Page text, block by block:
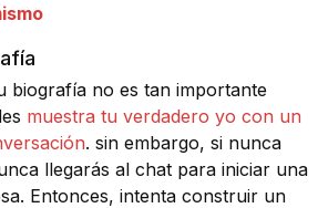
biografía no es tan importante
muestra tu verdadero yo con un
. sin embargo, si nunca
llegarás al chat para iniciar una
Entonces, intenta construir un